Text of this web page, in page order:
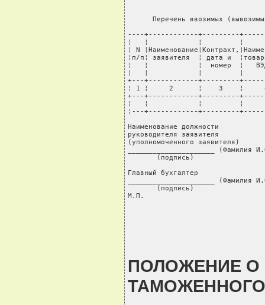
Перечень ввозимых
----+------------+---------
¦   ¦            ¦         ¦
¦ N
¦п/п¦ заявителя  ¦ дата и
¦   ¦            ¦  номер  ¦   ВЭД
¦   ¦            ¦         ¦
+---+------------+---------
¦ 1 ¦     2      ¦    3    ¦
+---+------------+---------
¦   ¦            ¦         ¦
¦---+------------+---------
Наименование должности
руководителя заявителя
(уполномоченного заявителя)
_____________________ (Фамилия
(подпись)
Главный бухгалтер
_____________________ (Фамилия
       (подпись)
М.П.
ПОЛОЖЕНИЕ О